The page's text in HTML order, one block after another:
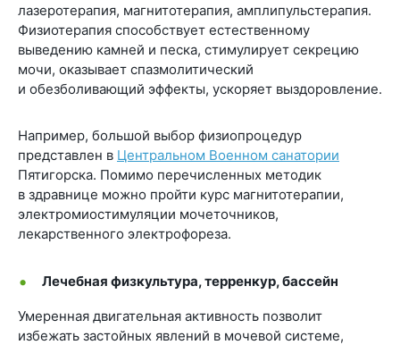
лазеротерапия, магнитотерапия, амплипульстерапия.
Физиотерапия способствует естественному
выведению камней и песка, стимулирует секрецию
мочи, оказывает спазмолитический
и обезболивающий эффекты, ускоряет выздоровление.
Например, большой выбор физиопроцедур
представлен в Центральном Военном санатории
Пятигорска. Помимо перечисленных методик
в здравнице можно пройти курс магнитотерапии,
электромиостимуляции мочеточников,
лекарственного электрофореза.
Лечебная физкультура, терренкур, бассейн
Умеренная двигательная активность позволит
избежать застойных явлений в мочевой системе,